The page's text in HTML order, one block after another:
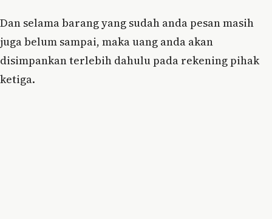
Dan selama barang yang sudah anda pesan masih
juga belum sampai, maka uang anda akan
disimpankan terlebih dahulu pada rekening pihak
ketiga.